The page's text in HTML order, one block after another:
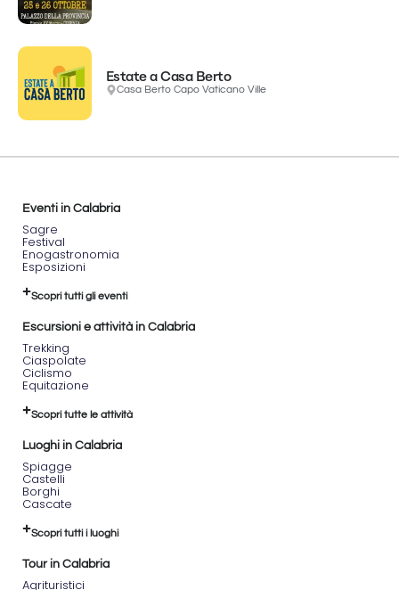
Estate a Casa Berto
Casa Berto Capo Vaticano Ville
Eventi in Calabria
Sagre
Festival
Enogastronomia
Esposizioni
Scopri tutti gli eventi
Escursioni e attività in Calabria
Trekking
Ciaspolate
Ciclismo
Equitazione
Scopri tutte le attività
Luoghi in Calabria
Spiagge
Castelli
Borghi
Cascate
Scopri tutti i luoghi
Tour in Calabria
Agrituristici